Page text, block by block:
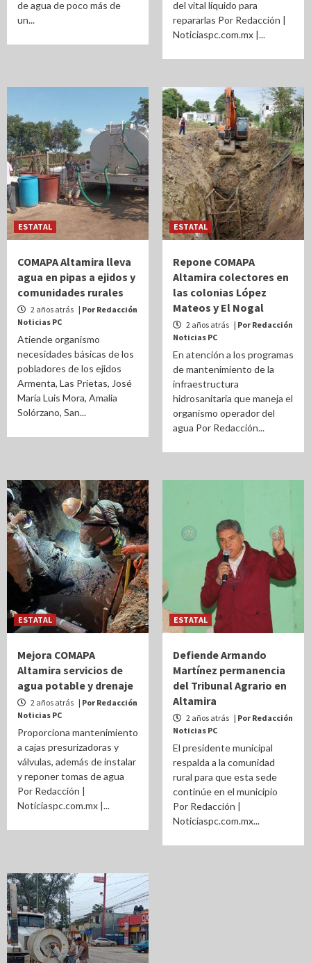
de agua de poco más de
un...
del vital líquido para
repararlas Por Redacción |
Noticiaspc.com.mx |...
ESTATAL
COMAPA Altamira lleva
agua en pipas a ejidos y
comunidades rurales
2 años atrás | Por Redacción
Noticias PC
Atiende organismo
necesidades básicas de los
pobladores de los ejidos
Armenta, Las Prietas, José
María Luis Mora, Amalia
Solórzano, San...
ESTATAL
Repone COMAPA
Altamira colectores en
las colonias López
Mateos y El Nogal
2 años atrás | Por Redacción
Noticias PC
En atención a los programas
de mantenimiento de la
infraestructura
hidrosanitaria que maneja el
organismo operador del
agua Por Redacción...
ESTATAL
Mejora COMAPA
Altamira servicios de
agua potable y drenaje
2 años atrás | Por Redacción
Noticias PC
Proporciona mantenimiento
a cajas presurizadoras y
válvulas, además de instalar
y reponer tomas de agua
Por Redacción |
Noticiaspc.com.mx |...
ESTATAL
Defiende Armando
Martínez permanencia
del Tribunal Agrario en
Altamira
2 años atrás | Por Redacción
Noticias PC
El presidente municipal
respalda a la comunidad
rural para que esta sede
continúe en el municipio
Por Redacción |
Noticiaspc.com.mx...